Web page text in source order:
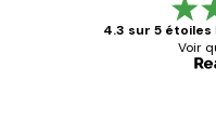
4.3 sur 5 étoiles
Voir